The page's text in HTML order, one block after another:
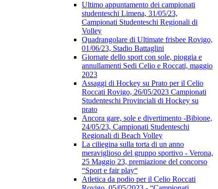
Ultimo appuntamento dei campionati
studenteschi Limena, 31/05/23,
Campionati Studenteschi Regionali di
Volley
Quadrangolare di Ultimate frisbee Rovigo,
01/06/23, Stadio Battaglini
Giornate dello sport con sole, pioggia e
annullamenti Sedi Celio e Roccati, maggio
2023
Assaggi di Hockey su Prato per il Celio
Roccati Rovigo, 26/05/2023 Campionati
Studenteschi Provinciali di Hockey su
prato
Ancora gare, sole e divertimento -Bibione,
24/05/23, Campionati Studenteschi
Regionali di Beach Volley
La ciliegina sulla torta di un anno
meraviglioso del gruppo sportivo - Verona,
25 Maggio 23, premiazione del concorso
“Sport e fair play“
Atletica da podio per il Celio Roccati